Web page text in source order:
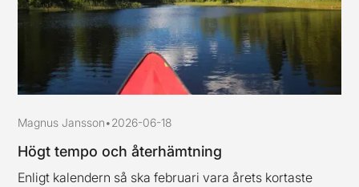
Magnus Jansson•2026-06-18
Högt tempo och återhämtning
Enligt kalendern så ska februari vara årets kortaste